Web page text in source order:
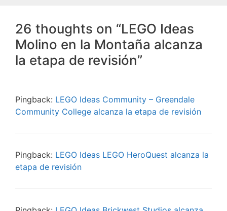
26 thoughts on “LEGO Ideas
Molino en la Montaña alcanza
la etapa de revisión”
Pingback: LEGO Ideas Community – Greendale
Community College alcanza la etapa de revisión
Pingback: LEGO Ideas LEGO HeroQuest alcanza la
etapa de revisión